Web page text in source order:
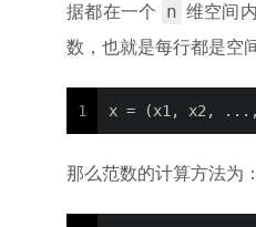
据都在一个
n 维空间
数，也就是每行都是空
1 x = (x1, x2,
那么范数的计算方法为：